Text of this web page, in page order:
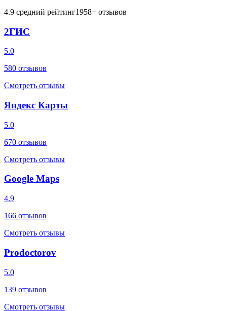
4.9 средний рейтинг1958+ отзывов
2ГИС
5.0
580 отзывов
Смотреть отзывы
Яндекс Карты
5.0
670 отзывов
Смотреть отзывы
Google Maps
4.9
166 отзывов
Смотреть отзывы
Prodoctorov
5.0
139 отзывов
Смотреть отзывы